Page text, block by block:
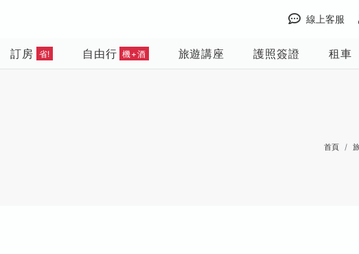
線上客服
訂房 省! 自由行 機+酒 旅遊講座 護照簽證 租車
首頁